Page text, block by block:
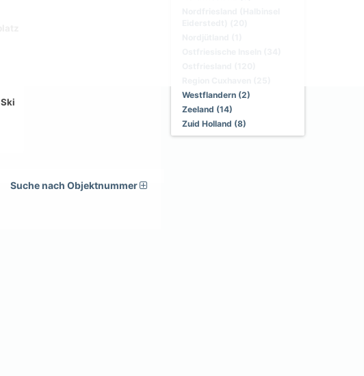
Ski
Suche nach Objektnummer
Westflandern (2)
Zeeland (14)
Zuid Holland (8)